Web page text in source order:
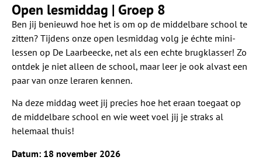
Open lesmiddag | Groep 8
Ben jij benieuwd hoe het is om op de middelbare school te
zitten? Tijdens onze open lesmiddag volg je échte mini-
lessen op De Laarbeecke, net als een echte brugklasser! Zo
ontdek je niet alleen de school, maar leer je ook alvast een
paar van onze leraren kennen.
Na deze middag weet jij precies hoe het eraan toegaat op
de middelbare school en wie weet voel jij je straks al
helemaal thuis!
Datum: 18 november 2026